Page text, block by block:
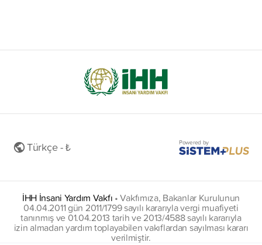
Türkçe - ₺ Powered by
İHH İnsani Yardım Vakfı •Vakfımıza, Bakanlar Kurulunun
04.04.2011 gün 2011/1799 sayılı kararıyla vergi muafiyeti
tanınmış ve 01.04.2013 tarih ve 2013/4588 sayılı kararıyla
izin almadan yardım toplayabilen vakıflardan sayılması kararı
verilmiştir.